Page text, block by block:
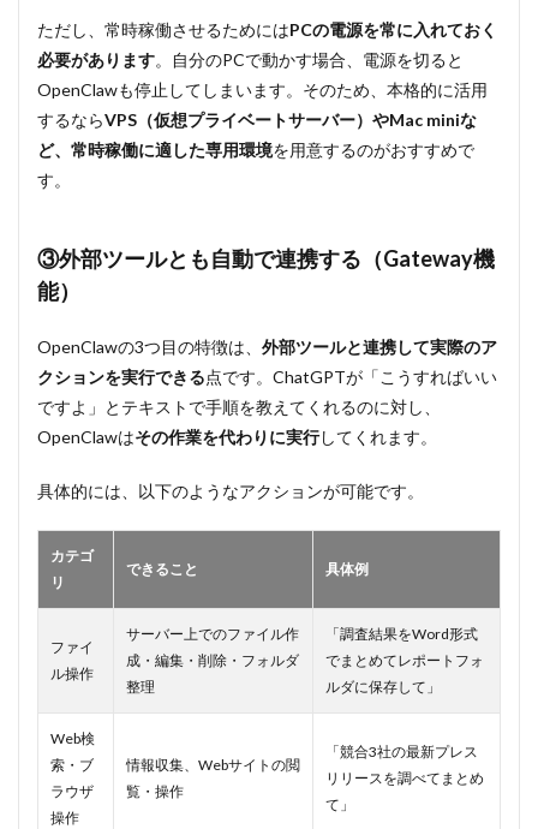
くな
4.4
④ロ
ーカ
ル実
イズ
OpenClaw
の3つのセ
キュリテ
ィリスク
【要注
5.1
ク
①：
ファ
イル
ん
5.2
リス
ク
ただし、常時稼働させるためにはPCの電源を常に入れておく
必要があります。自分のPCで動かす場合、電源を切ると
OpenClawも停止してしまいます。そのため、本格的に活用
するならVPS（仮想プライベートサーバー）やMac miniな
ど、常時稼働に適した専用環境を用意するのがおすすめで
す。
③外部ツールとも自動で連携する（Gateway機
能）
OpenClawの3つ目の特徴は、 外部ツールと連携して実際のア
クションを実行できる点です。ChatGPTが「こうすればいい
ですよ」とテキストで手順を教えてくれるのに対し、
OpenClawはその作業を代わりに実行してくれます。
具体的には、以下のようなアクションが可能です。
カテゴ
リ
できること 具体例
ファイ
ル操作
サーバー上でのファイル作
成・編集・削除・フォルダ
整理
「調査結果をWord形式
でまとめてレポートフォ
ルダに保存して」
Web検
索・ブ
ラウザ
操作
情報収集、Webサイトの閲
覧・操作
「競合3社の最新プレス
リリースを調べてまとめ
て」